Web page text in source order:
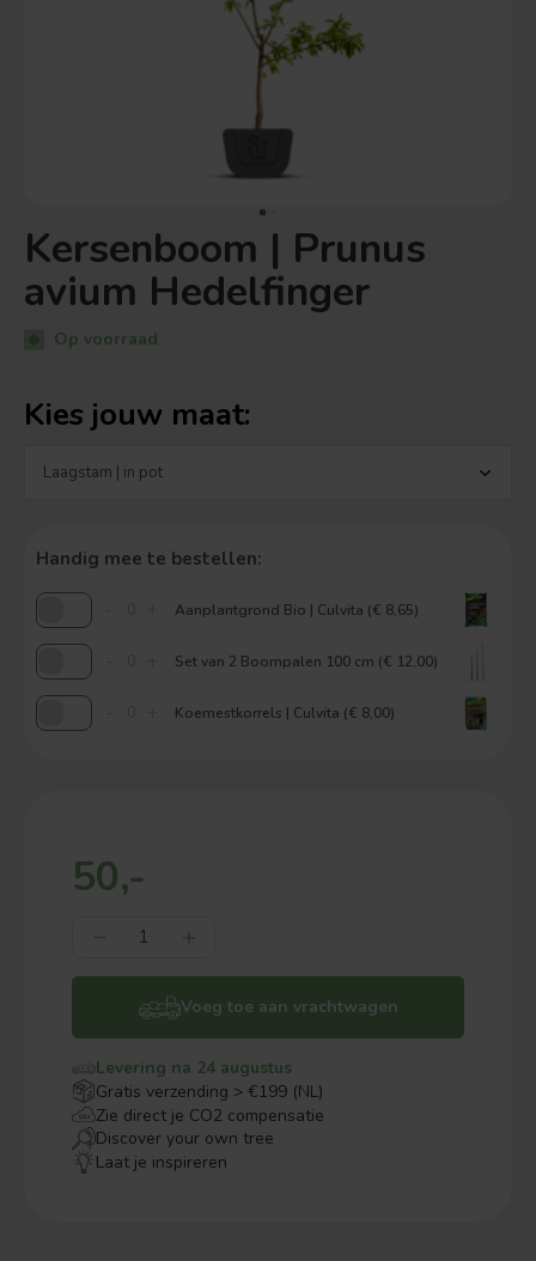
Kersenboom | Prunus
avium Hedelfinger
Op voorraad
Kies jouw maat:
Handig mee te bestellen:
Aanplantgrond Bio | Culvita (€ 8,65)
Set van 2 Boompalen 100 cm (€ 12,00)
Koemestkorrels | Culvita (€ 8,00)
50,-
Voeg toe aan vrachtwagen
Levering na 24 augustus
Gratis verzending > €199 (NL)
Zie direct je CO2 compensatie
Discover your own tree
Laat je inspireren